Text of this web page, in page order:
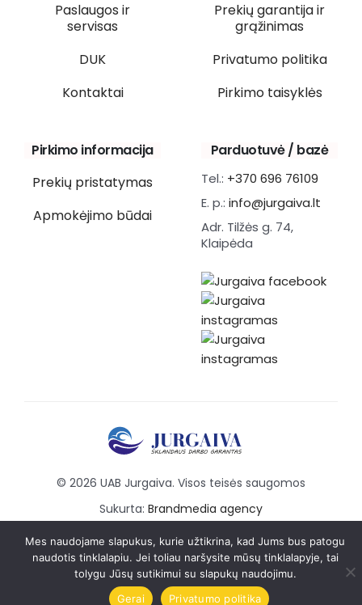
Paslaugos ir
servisas
DUK
Kontaktai
Prekių garantija ir
grąžinimas
Privatumo politika
Pirkimo taisyklės
Pirkimo informacija
Prekių pristatymas
Apmokėjimo būdai
Parduotuvė / bazė
Tel.: +370 696 76109
E. p.: info@jurgaiva.lt
Adr. Tilžės g. 74,
Klaipėda
© 2026 UAB Jurgaiva. Visos teisės saugomos
Sukurta: Brandmedia agency
Mes naudojame slapukus, kurie užtikrina, kad Jums bus patogu
naudotis tinklalapiu. Jei toliau naršysite mūsų tinklalapyje, tai
tolygu Jūsų sutikimui su slapukų naudojimu.
Gerai
Privatumo politika